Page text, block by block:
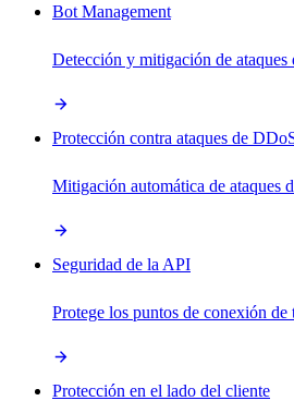
Bot Management
Detección y mitigación de ataques
Protección contra ataques de
Mitigación automática de ataques
Seguridad de la API
Protege los puntos de conexión de
Protección en el lado del cliente